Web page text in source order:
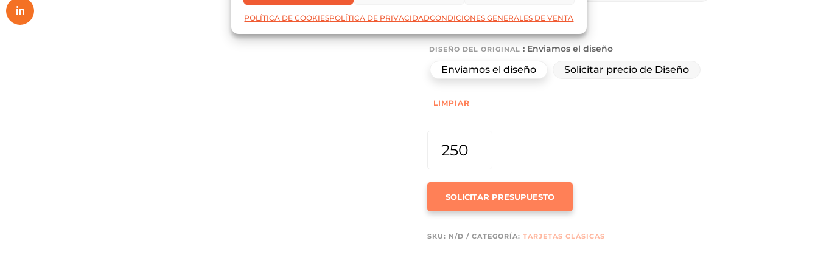
POLÍTICA DE COOKIESPOLÍTICA DE PRIVACIDADCONDICIONES GENERALES DE VENTA
Sin Plastificado
DISEÑO DEL ORIGINAL : Enviamos el diseño
Enviamos el diseño Solicitar precio de Diseño
LIMPIAR
TARJETA
EN
SOLICITAR PRESUPUESTO
SKU: N/D CATEGORÍA: TARJETAS CLÁSICAS